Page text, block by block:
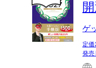
ゲ
定
発